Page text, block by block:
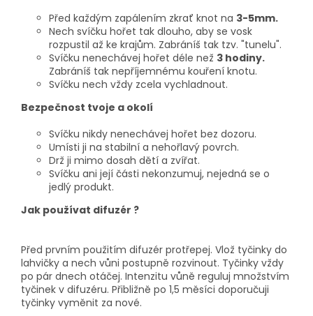
Před každým zapálením zkrať knot na 3-5mm.
Nech svíčku hořet tak dlouho, aby se vosk
rozpustil až ke krajům. Zabráníš tak tzv. "tunelu".
Svíčku nenechávej hořet déle než 3 hodiny.
Zabráníš tak nepříjemnému kouření knotu.
Svíčku nech vždy zcela vychladnout.
Bezpečnost tvoje a okolí
Svíčku nikdy nenechávej hořet bez dozoru.
Umísti ji na stabilní a nehořlavý povrch.
Drž ji mimo dosah dětí a zvířat.
Svíčku ani její části nekonzumuj, nejedná se o
jedlý produkt.
Jak používat difuzér ?
Před prvním použitím difuzér protřepej. Vlož tyčinky do
lahvičky a nech vůni postupně rozvinout. Tyčinky vždy
po pár dnech otáčej. Intenzitu vůně reguluj množstvím
tyčinek v difuzéru. Přibližně po 1,5 měsíci doporučuji
tyčinky vyměnit za nové.